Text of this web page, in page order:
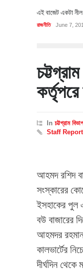
এই বাজেট একটা
রাজনীতি June 7,
In চট্টগ্রাম বিভাগ
Staff
আহমদ রশিদ
সংস্কারের
ইসহাকের পুল
বউ বাজারের
আহমদর
কালভার্টের
দীর্ঘদিন